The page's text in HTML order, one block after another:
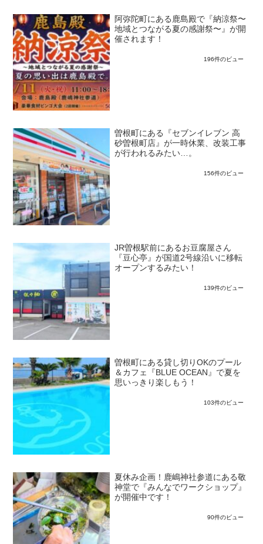
阿弥陀町にある鹿島殿で『納涼祭〜
地域とつながる夏の感謝祭〜』が開
催されます！
196件のビュー
曽根町にある『セブンイレブン 高
砂曽根町店』が一時休業、改装工事
が行われるみたい…。
156件のビュー
JR曽根駅前にあるお豆腐屋さん
『豆心亭』が国道2号線沿いに移転
オープンするみたい！
139件のビュー
曽根町にある貸し切りOKのプール
＆カフェ『BLUE OCEAN』で夏を
思いっきり楽しもう！
103件のビュー
夏休み企画！鹿嶋神社参道にある敬
神堂で『みんなでワークショップ』
が開催中です！
90件のビュー